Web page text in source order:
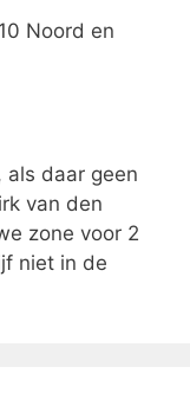
Noord en
als daar geen
van den
zone voor 2
niet in de